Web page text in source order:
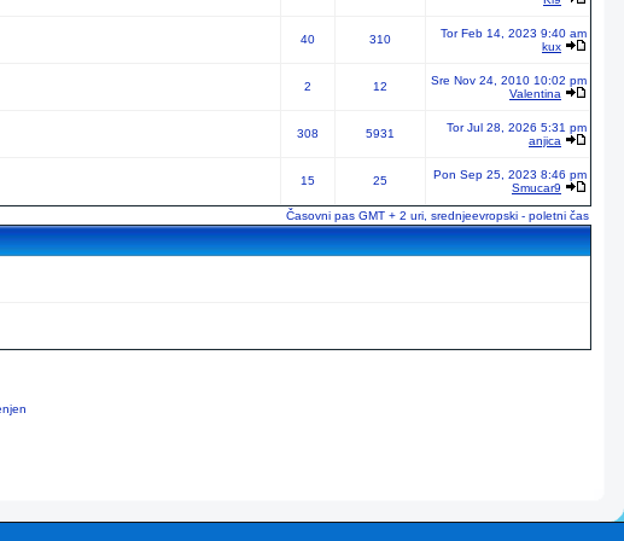
40 310
Tor Feb 14, 2023 9:40 am
kux
2 12
Sre Nov 24, 2010 10:02 pm
Valentina
308 5931
Tor Jul 28, 2026 5:31 pm
anjica
15 25
Pon Sep 25, 2023 8:46 pm
Smucar9
Časovni pas GMT + 2 uri, srednjeevropski - poletni čas